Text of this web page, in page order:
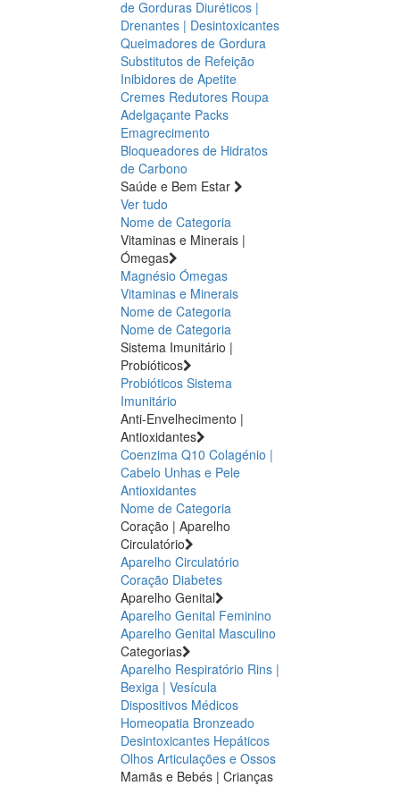
de Gorduras Diuréticos |
Drenantes | Desintoxicantes
Queimadores de Gordura
Substitutos de Refeição
Inibidores de Apetite
Cremes Redutores Roupa
Adelgaçante Packs
Emagrecimento
Bloqueadores de Hidratos
de Carbono
Saúde e Bem Estar
Ver tudo
Nome de Categoria
Vitaminas e Minerais |
Ómegas
Magnésio Ómegas
Vitaminas e Minerais
Nome de Categoria
Nome de Categoria
Sistema Imunitário |
Probióticos
Probióticos Sistema
Imunitário
Anti-Envelhecimento |
Antioxidantes
Coenzima Q10 Colagénio |
Cabelo Unhas e Pele
Antioxidantes
Nome de Categoria
Coração | Aparelho
Circulatório
Aparelho Circulatório
Coração Diabetes
Aparelho Genital
Aparelho Genital Feminino
Aparelho Genital Masculino
Categorias
Aparelho Respiratório Rins |
Bexiga | Vesícula
Dispositivos Médicos
Homeopatia Bronzeado
Desintoxicantes Hepáticos
Olhos Articulações e Ossos
Mamãs e Bebés | Crianças